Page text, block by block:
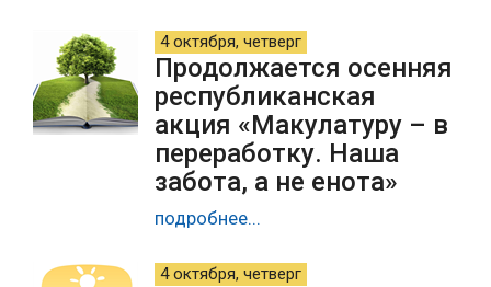
4 октября, четверг
Продолжается осенняя
республиканская
акция «Макулатуру – в
переработку. Наша
забота, а не енота»
подробнее...
4 октября, четверг